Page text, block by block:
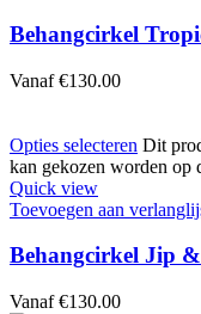
Behangcirkel
Vanaf €130.00
Opties selecteren Dit
kan gekozen worden op
Quick view
Toevoegen aan
Behangcirkel Jip
Vanaf €130.00